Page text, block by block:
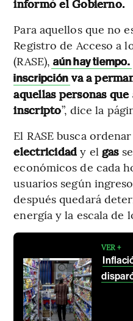
informó el Gobierno.
Para aquellos que no
Registro de Acceso a
(RASE), aún hay tiempo.
inscripción va a
aquellas personas
inscripto”, dice la
El RASE busca
electricidad y el gas
económicos de cada
usuarios según
después quedará
energía y la escala de
VER +